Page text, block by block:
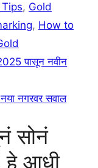
, Gold
, How to
पासून नवीन
नगरवर सवाल
सोनं
हे आधी